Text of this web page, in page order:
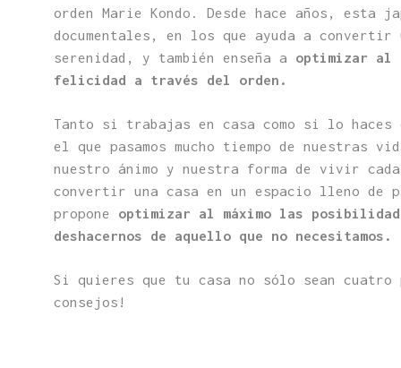
orden Marie Kondo. Desde hace años, esta
documentales, en los que ayuda a
serenidad, y también enseña a optimizar al
felicidad a través del orden.
Tanto si trabajas en casa como si lo
el que pasamos mucho tiempo de nuestras
nuestro ánimo y nuestra forma de vivir
convertir una casa en un espacio lleno de
propone optimizar al máximo las
deshacernos de aquello que no necesitamos.
Si quieres que tu casa no sólo sean
consejos!